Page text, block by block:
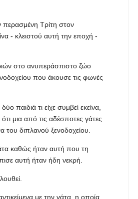
περασμένη Τρίτη στον
- κλειστού αυτή την εποχή -
στο ανυπεράσπιστο ζώο
που άκουσε τις φωνές
παιδιά τι είχε συμβεί εκείνα,
μια από τις αδέσποτες γάτες
του διπλανού ξενοδοχείου.
καθώς ήταν αυτή που τη
αυτή ήταν ήδη νεκρή.
με την γάτα, η οποία